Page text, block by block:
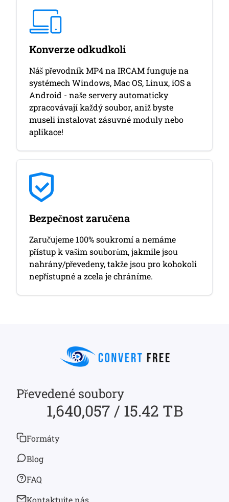
Konverze odkudkoli
Náš převodník MP4 na IRCAM funguje na
systémech Windows, Mac OS, Linux, iOS a
Android - naše servery automaticky
zpracovávají každý soubor, aniž byste
museli instalovat zásuvné moduly nebo
aplikace!
Bezpečnost zaručena
Zaručujeme 100% soukromí a nemáme
přístup k vašim souborům, jakmile jsou
nahrány/převedeny, takže jsou pro kohokoli
nepřístupné a zcela je chráníme.
Převedené soubory
1,640,057 / 15.42 TB
Formáty
Blog
FAQ
Kontaktujte nás